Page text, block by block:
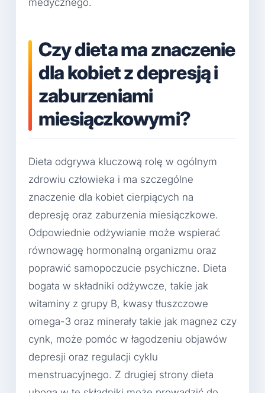
medycznego.
Czy dieta ma znaczenie
dla kobiet z depresją i
zaburzeniami
miesiączkowymi?
Dieta odgrywa kluczową rolę w ogólnym
zdrowiu człowieka i ma szczególne
znaczenie dla kobiet cierpiących na
depresję oraz zaburzenia miesiączkowe.
Odpowiednie odżywianie może wspierać
równowagę hormonalną organizmu oraz
poprawić samopoczucie psychiczne. Dieta
bogata w składniki odżywcze, takie jak
witaminy z grupy B, kwasy tłuszczowe
omega-3 oraz minerały takie jak magnez czy
cynk, może pomóc w łagodzeniu objawów
depresji oraz regulacji cyklu
menstruacyjnego. Z drugiej strony dieta